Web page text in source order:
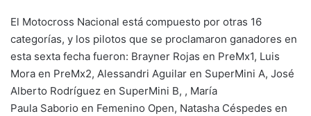
El Motocross Nacional está compuesto por otras 16
categorías, y los pilotos que se proclamaron ganadores en
esta sexta fecha fueron: Brayner Rojas en PreMx1, Luis
Mora en PreMx2, Alessandri Aguilar en SuperMini A, José
Alberto Rodríguez en SuperMini B, , María
Paula Saborio en Femenino Open, Natasha Céspedes en